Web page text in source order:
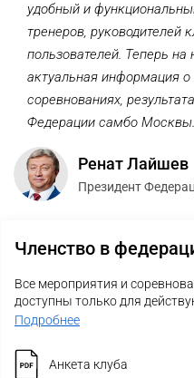
удобный и
тренеров, руководителей
пользователей. Теперь
актуальная информация
соревнованиях,
Федерации самбо
Ренат Лайшев
Президент
Членство в
Все мероприятия и
доступны только для
Подробнее
Анкета клуба